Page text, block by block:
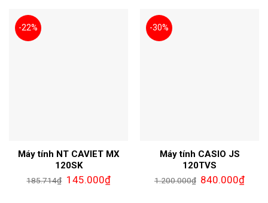
-22%
Máy tính NT CAVIET MX
120SK
185.714₫ 145.000₫
-30%
Máy tính CASIO JS
120TVS
1.200.000₫ 840.000₫